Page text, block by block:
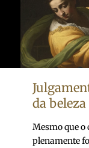
da beleza
Mesmo que o
plenamente